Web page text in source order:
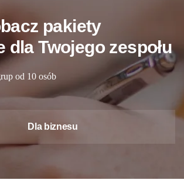
pakiety
dla Twojego zespołu
od 10 osób
Dla biznesu